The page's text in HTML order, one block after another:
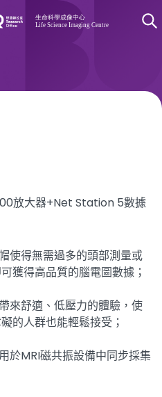
放大器+Net Station 5數據
使得無需過多的頭部測量或
獲得高品質的腦電圖數據；
來舒適、低壓力的體驗，使
的人群也能輕鬆接受；
於MRI磁共振設備中同步採集